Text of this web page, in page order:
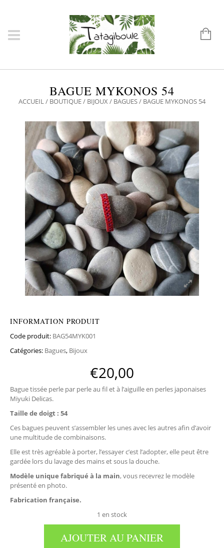
BAGUE MYKONOS 54
ACCUEIL/ BOUTIQUE/ BIJOUX / BAGUES/ BAGUE MYKONOS 54
INFORMATION PRODUIT
Code produit: BAG54MYK001
Catégories: Bagues, Bijoux
€20,00
Bague tissée perle par perle au fil et à l’aiguille en perles japonaises
Miyuki Delicas.
Taille de doigt : 54
Ces bagues peuvent s’assembler les unes avec les autres afin d’avoir
une multitude de combinaisons.
Elle est très agréable à porter, l’essayer c’est l’adopter, elle peut être
gardée lors du lavage des mains et sous la douche.
Modèle unique fabriqué à la main, vous recevrez le modèle
présenté en photo.
Fabrication française.
1 en stock
AJOUTER AU PANIER